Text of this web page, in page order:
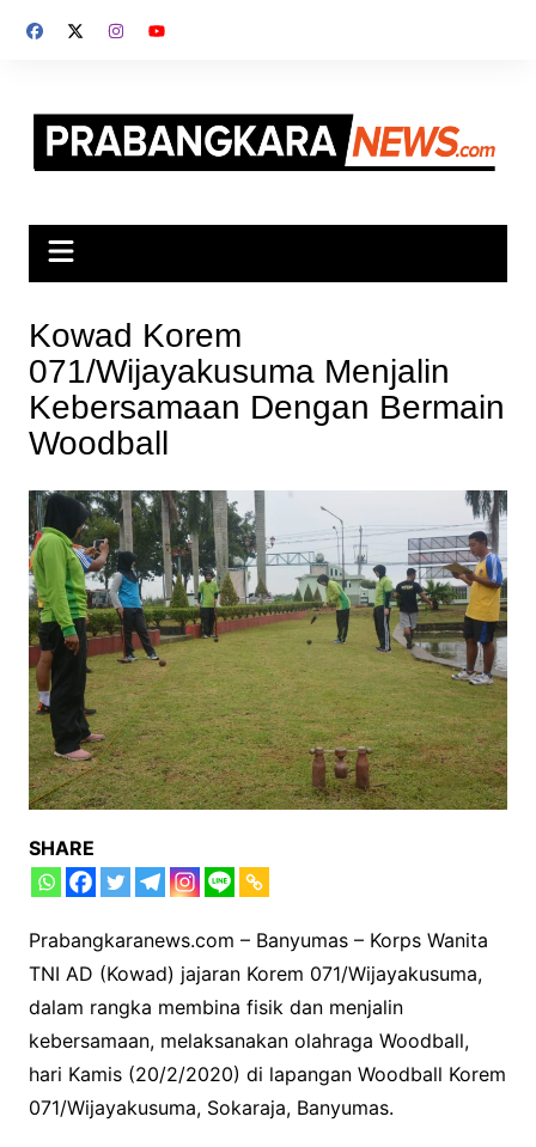
Kowad Korem
071/Wijayakusuma Menjalin
Kebersamaan Dengan Bermain
Woodball
SHARE
Prabangkaranews.com – Banyumas – Korps Wanita
TNI AD (Kowad) jajaran Korem 071/Wijayakusuma,
dalam rangka membina fisik dan menjalin
kebersamaan, melaksanakan olahraga Woodball,
hari Kamis (20/2/2020) di lapangan Woodball Korem
071/Wijayakusuma, Sokaraja, Banyumas.